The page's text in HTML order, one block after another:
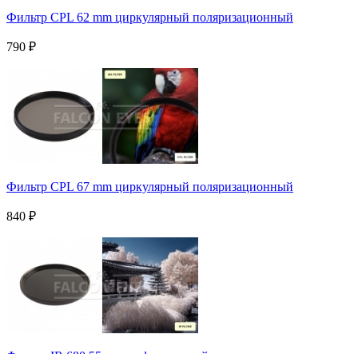
Фильтр CPL 62 mm циркулярный поляризационный
790 ₽
Фильтр CPL 67 mm циркулярный поляризационный
840 ₽